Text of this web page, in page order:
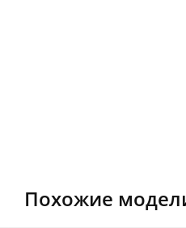
Похожие